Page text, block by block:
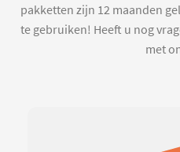
pakketten zijn 12 maanden
te gebruiken! Heeft u nog
met